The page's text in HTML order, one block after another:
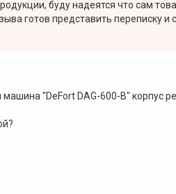
буду надеятся что сам
готов представить переписку
"DeFort DAG-600-B" корпус